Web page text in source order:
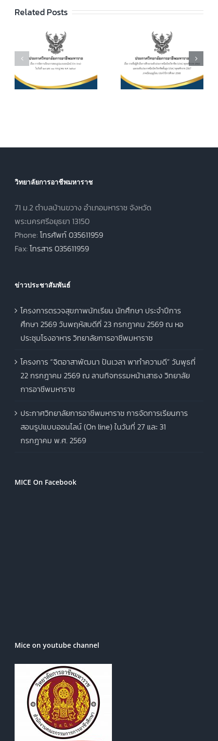
Related Postsศึกษาระดับ
ประกาศนียบัตร
วิชาชีพ (ปวช.)
พุทธศักราช
2562 และระดับ
ประกาศนียบัตร
ฤดูร้อน ประจำปี
ประกาศวิทยา
กำหนดการ และ
อัตราการจัดเก็บ
ค่าบำรุงการ
ศึกษา ค่า
หน่วยกิตรายวิชา
วิทยาลัยการอาชีพมหาราช
71 ม.2 ตำบลบ้านขวาง อำเภอมหาราช จังหวัด
พระนครศรีอยุธยา 13150
Phone: โทรศัพท์ 035611959
Fax: โทรสาร 035611959
ข่าวประชาสัมพันธ์
โครงการตรวจสุขภาพนักเรียน นักศึกษา ประจำปีการ
ศึกษา 2569 วันพฤหัสบดีที่ 23 กรกฎาคม 2569 ณ หอ
ประชุมโรงอาหาร วิทยาลัยการอาชีพมหาราช
โครงการ “จิตอาสาพัฒนา ปันเวลา พาทำความดี” วันพุธที่
22 กรกฎาคม 2569 ณ ลานกิจกรรมหน้าเสาธง วิทยาลัย
การอาชีพมหาราช
ประกาศวิทยาลัยการอาชีพมหาราช การจัดการเรียนการ
สอนรูปแบบออนไลน์ (On line) ในวันที่ 27 และ 31
กรกฎาคม พ.ศ. 2569
MICE On Facebook
Mice on youtube channel